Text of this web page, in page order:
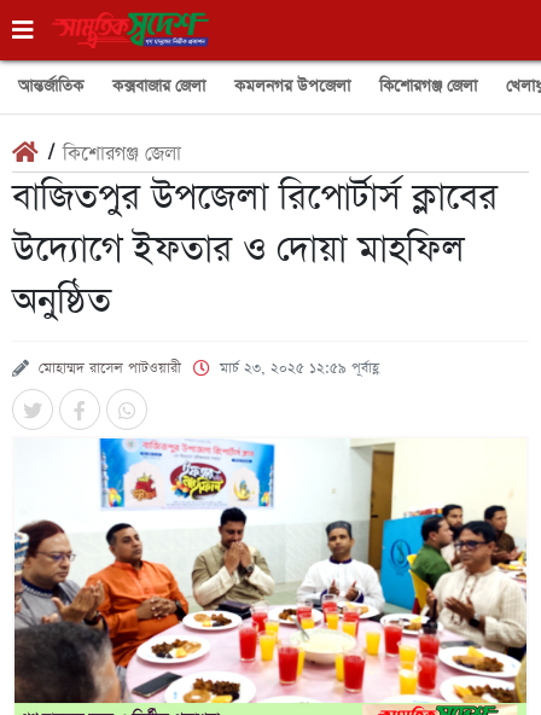
আন্তর্জাতিক কক্সবাজার জেলা কমলনগর উপজেলা কিশোরগঞ্জ জেলা
/কিশোরগঞ্জ জেলা
বাজিতপুর উপজেলা রিপোর্টার্স ক্লাবের
উদ্যোগে ইফতার ও দোয়া মাহফিল
অনুষ্ঠিত
মোহাম্মদ রাসেল পাটওয়ারী মার্চ ২৩, ২০২৫ ১২:৫৯ পূর্বাহ্ণ